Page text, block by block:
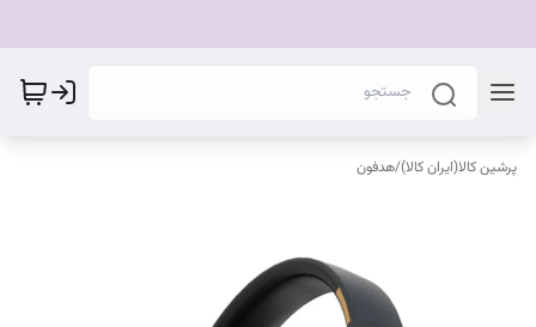
پرشین کالا(ایران کالا)/هدفون